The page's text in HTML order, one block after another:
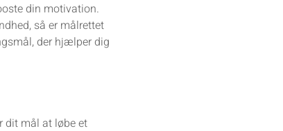
din motivation.
så er målrettet
der hjælper dig
dit mål at løbe et